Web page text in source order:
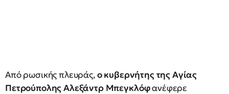
Από ρωσικής πλευράς,ο κυβερνήτης της Αγίας
Πετρούπολης Αλεξάντρ Μπεγκλόφανέφερε